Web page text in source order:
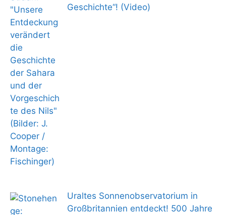
Geschichte“! (Video)
Uraltes Sonnenobservatorium in
Großbritannien entdeckt! 500 Jahre